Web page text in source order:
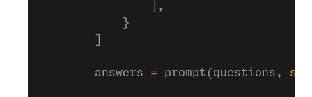
                ],
            }
        answers
= prompt(questions,